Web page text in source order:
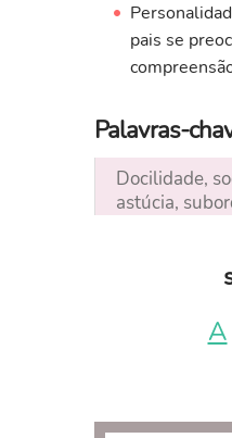
pais se
Palavras-
Docilidade,
astúcia,
A